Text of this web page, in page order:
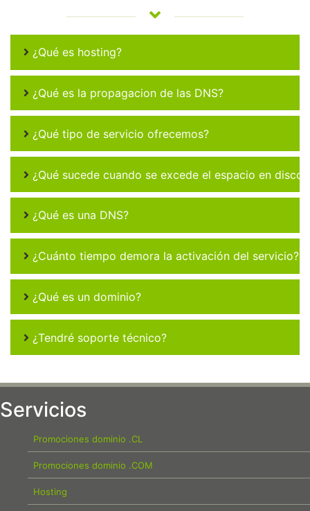
¿Qué es hosting?
¿Qué es la propagacion de las DNS?
¿Qué tipo de servicio ofrecemos?
¿Qué sucede cuando se excede el espacio en disco
¿Qué es una DNS?
¿Cuánto tiempo demora la activación del servicio?
¿Qué es un dominio?
¿Tendré soporte técnico?
Servicios
Promociones dominio .CL
Promociones dominio .COM
Hosting